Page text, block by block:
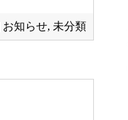
お知らせ, 未分類